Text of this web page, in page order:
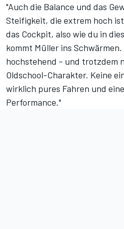
"Auch die Balance und das
Steifigkeit, die extrem hoch
das Cockpit, also wie du in
kommt Müller ins
hochstehend - und trotzdem
Oldschool-Charakter. Keine
wirklich pures Fahren und
Performance."